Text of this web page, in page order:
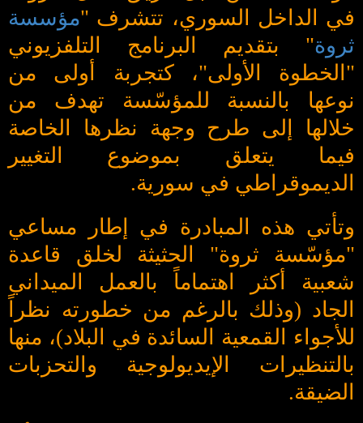
في الداخل السوري، تتشرف "مؤسسة
ثروة" بتقديم البرنامج التلفزيوني
"الخطوة الأولى"، كتجربة أولى من
نوعها بالنسبة للمؤسّسة تهدف من
خلالها إلى طرح وجهة نظرها الخاصة
فيما يتعلق بموضوع التغيير
الديموقراطي في سورية.
وتأتي هذه المبادرة في إطار مساعي
"مؤسّسة ثروة" الحثيثة لخلق قاعدة
شعبية أكثر اهتماماً بالعمل الميداني
الجاد (وذلك بالرغم من خطورته نظراً
للأجواء القمعية السائدة في البلاد)، منها
بالتنظيرات الإيديولوجية والتحزبات
الضيقة.